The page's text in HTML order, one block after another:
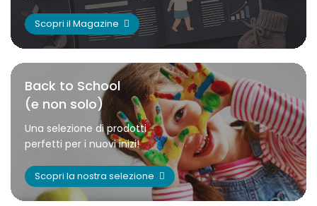
Scopri il Magazine
Back to School
(e non solo)
Una selezione di prodotti
perfetti per i nuovi inizi!
Scopri la nostra selezione